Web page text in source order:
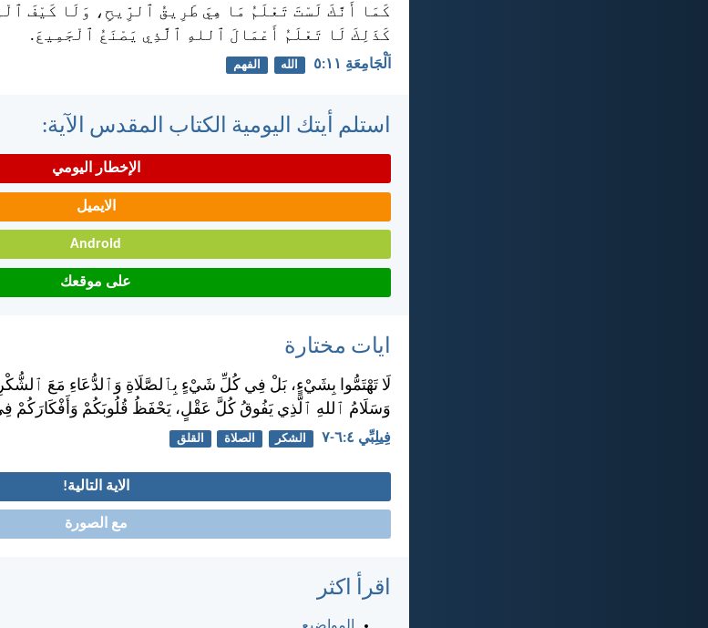
كَمَا أَنَّكَ لَسْتَ تَعْلَمُ مَا هِيَ طَرِيقُ ٱلرِّيحِ، وَلَا كَيْفَ
كَذَلِكَ لَا تَعْلَمُ أَعْمَالَ ٱللهِ ٱلَّذِي يَصْنَعُ ٱلْجَمِيعَ.
اَلْجَامِعَةِ ١١:‏٥ الله الفهم
استلم أيتك اليومية الكتاب المقدس الآية:
الإخطار اليومي
الايميل
Android
على موقعك
ايات مختارة
لَا تَهْتَمُّوا بِشَيْءٍ، بَلْ فِي كُلِّ شَيْءٍ بِٱلصَّلَاةِ وَٱلدُّعَاءِ مَعَ
وَسَلَامُ ٱللهِ ٱلَّذِي يَفُوقُ كُلَّ عَقْلٍ، يَحْفَظُ قُلُوبَكُمْ وَأَفْكَارَكُمْ
فِيلِبِّي ٤:‏٦-‏٧ الشكر الصلاة القلق
الاية التالية!
مع الصورة
اقرأ اكثر